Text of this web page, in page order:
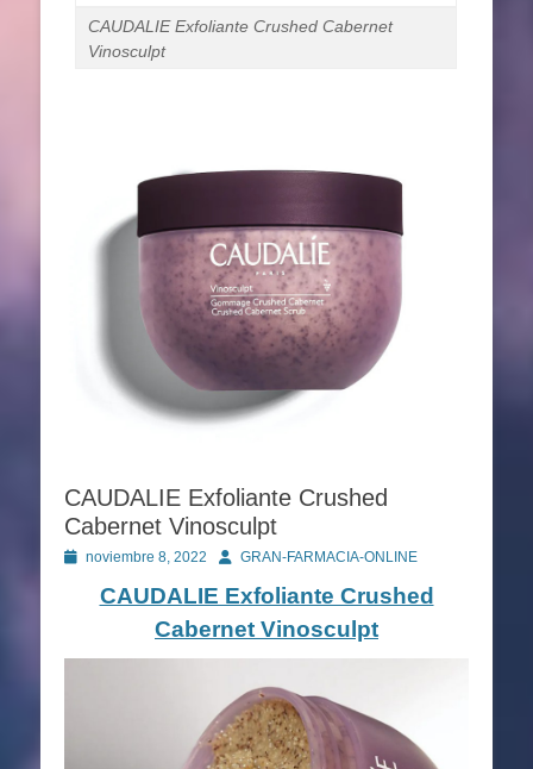
CAUDALIE Exfoliante Crushed Cabernet
Vinosculpt
CAUDALIE Exfoliante Crushed
Cabernet Vinosculpt
Publicado
noviembre 8, 2022 AutorGRAN-FARMACIA-ONLINE
CAUDALIE Exfoliante Crushed
Cabernet Vinosculpt